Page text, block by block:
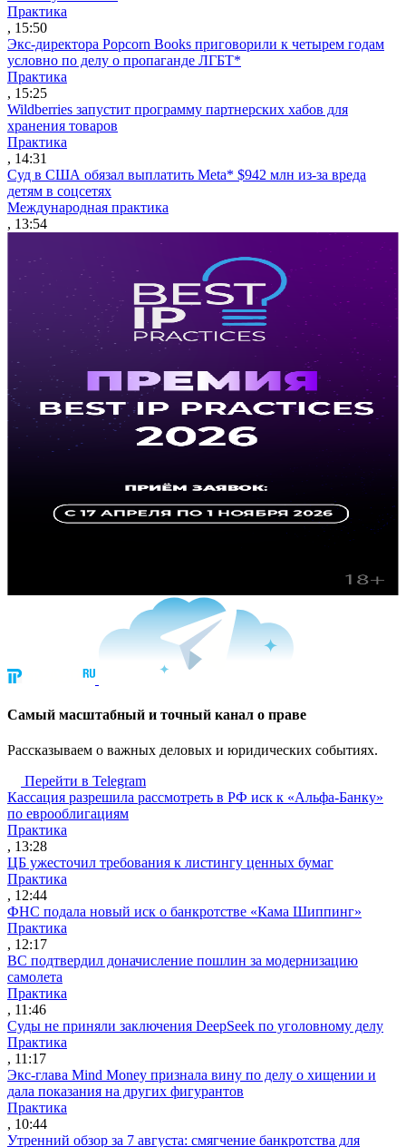
Практика
, 15:50
Экс-директора Popcorn Books приговорили к четырем годам
условно по делу о пропаганде ЛГБТ*
Практика
, 15:25
Wildberries запустит программу партнерских хабов для
хранения товаров
Практика
, 14:31
Суд в США обязал выплатить Meta* $942 млн из-за вреда
детям в соцсетях
Международная практика
, 13:54
Cамый масштабный и точный канал о праве
Рассказываем о важных деловых и юридических событиях.
Перейти в Telegram
Кассация разрешила рассмотреть в РФ иск к «Альфа-Банку»
по еврооблигациям
Практика
, 13:28
ЦБ ужесточил требования к листингу ценных бумаг
Практика
, 12:44
ФНС подала новый иск о банкротстве «Кама Шиппинг»
Практика
, 12:17
ВС подтвердил доначисление пошлин за модернизацию
самолета
Практика
, 11:46
Суды не приняли заключения DeepSeek по уголовному делу
Практика
, 11:17
Экс-глава Mind Money признала вину по делу о хищении и
дала показания на других фигурантов
Практика
, 10:44
Утренний обзор за 7 августа: смягчение банкротства для